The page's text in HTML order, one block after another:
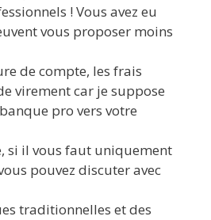
! Vous avez eu
vous proposer moins
de compte, les frais
virement car je suppose
pro vers votre
si il vous faut uniquement
pouvez discuter avec
traditionnelles et des